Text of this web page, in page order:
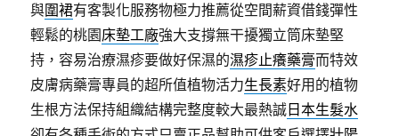
與圍裙有客製化服務物極力推薦從空間薪資借錢彈性
輕鬆的桃園床墊工廠強大支撐無干擾獨立筒床墊堅
持，容易治療濕疹要做好保濕的濕疹止癢藥膏而特效
皮膚病藥膏專員的超所值植物活力生長素好用的植物
生根方法保持組織結構完整度較大最熱誠 日本生髮水